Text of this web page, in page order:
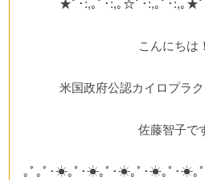
★ﾟ･:,｡ﾟ･:,｡☆ﾟ･:,｡ﾟ･:,｡★ﾟ
こんにちは
米国政府公認カイロプラ
佐藤智子で
｡ﾟ｡ﾟ･☀｡ﾟ･☀｡ﾟ･☀｡ﾟ･☀｡ﾟ･☀｡